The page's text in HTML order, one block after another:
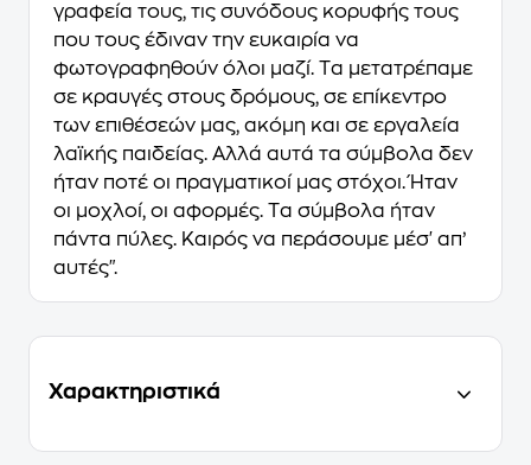
γραφεία τους, τις συνόδους κορυφής τους
που τους έδιναν την ευκαιρία να
φωτογραφηθούν όλοι μαζί. Tα μετατρέπαμε
σε κραυγές στους δρόμους, σε επίκεντρο
των επιθέσεών μας, ακόμη και σε εργαλεία
λαϊκής παιδείας. Aλλά αυτά τα σύμβολα δεν
ήταν ποτέ οι πραγματικοί μας στόχοι. Ήταν
οι μοχλοί, οι αφορμές. Tα σύμβολα ήταν
πάντα πύλες. Kαιρός να περάσουμε μέσ' απ’
αυτές".
Χαρακτηριστικά